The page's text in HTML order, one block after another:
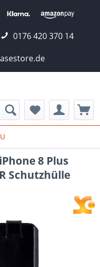
0176 420 370 14
8 Plus
Schutzhülle